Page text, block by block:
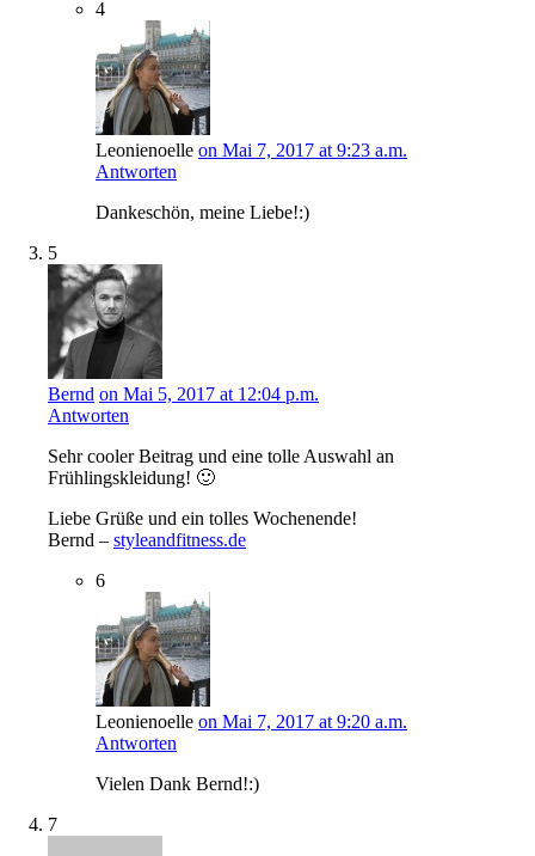
4
Leonienoelle on Mai 7, 2017 at 9:23 a.m.
Antworten
Dankeschön, meine Liebe!:)
5
Bernd on Mai 5, 2017 at 12:04 p.m.
Antworten
Sehr cooler Beitrag und eine tolle Auswahl an
Frühlingskleidung! 🙂
Liebe Grüße und ein tolles Wochenende!
Bernd – styleandfitness.de
6
Leonienoelle on Mai 7, 2017 at 9:20 a.m.
Antworten
Vielen Dank Bernd!:)
7